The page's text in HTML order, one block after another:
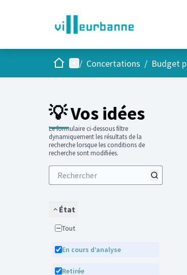
AccueilMenu principal
/ Concertations / Budget
💡 Vos idées
Le formulaire ci-dessous filtre
dynamiquement les résultats de la
recherche lorsque les conditions de
recherche sont modifiées.
État
Tout
En cours d’analyse
Retirée